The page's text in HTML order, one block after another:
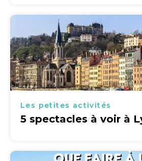
Les petites activités
5 spectacles à voir à